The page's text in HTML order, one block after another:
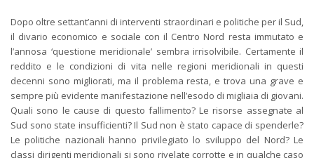
Dopo oltre settant’anni di interventi straordinari e politiche per il Sud,
il divario economico e sociale con il Centro Nord resta immutato e
l’annosa ‘questione meridionale’ sembra irrisolvibile. Certamente il
reddito e le condizioni di vita nelle regioni meridionali in questi
decenni sono migliorati, ma il problema resta, e trova una grave e
sempre più evidente manifestazione nell’esodo di migliaia di giovani.
Quali sono le cause di questo fallimento? Le risorse assegnate al
Sud sono state insufficienti? Il Sud non è stato capace di spenderle?
Le politiche nazionali hanno privilegiato lo sviluppo del Nord? Le
classi dirigenti meridionali si sono rivelate corrotte e in qualche caso